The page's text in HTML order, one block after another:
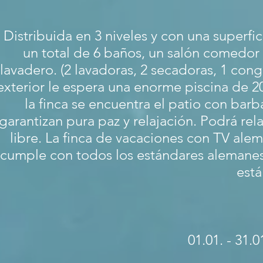
Distribuida en 3 niveles y con una
un total de 6 baños, un salón
lavadero. (2 lavadoras, 2 secadoras, 1
le espera una enorme piscina de
la finca se encuentra el patio con
pura paz y relajación. Podrá
libre. La finca de vacaciones con TV
cumple con todos los estándares
01.01. -